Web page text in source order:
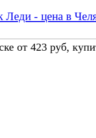
Леди - цена в
от 423 руб,